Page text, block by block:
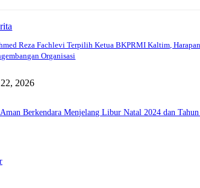
Reza Fachlevi Terpilih Ketua BKPRMI Kaltim,
Organisasi
2026
Berkendara Menjelang Libur Natal 2024 dan